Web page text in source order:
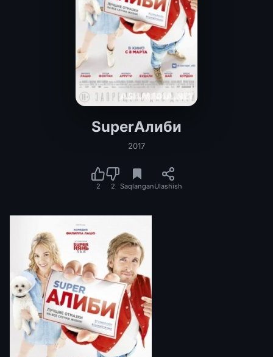
SuperАлиби
2017
2 2 SaqlanganUlashish